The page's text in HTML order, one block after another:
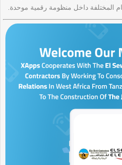
المختلفة داخل منظومة رقمية موحدة.